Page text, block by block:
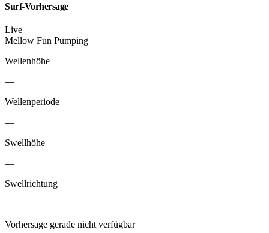
Surf-Vorhersage
Live
Mellow Fun Pumping
Wellenhöhe
—
Wellenperiode
—
Swellhöhe
—
Swellrichtung
—
Vorhersage gerade nicht verfügbar